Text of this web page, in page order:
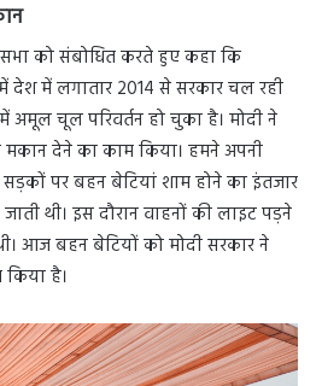
को संबोधित करते हुए कहा कि
में देश में लगातार 2014 से सरकार चल रही
अमूल चूल परिवर्तन हो चुका है। मोदी ने
देने का काम किया। हमने अपनी
पर बहन बेटियां शाम होने का इंतजार
थी। इस दौरान वाहनों की लाइट पड़ने
आज बहन बेटियों को मोदी सरकार ने
है।